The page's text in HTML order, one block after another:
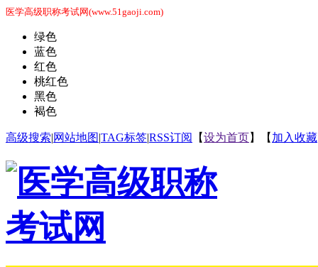
医学高级职称考试网(www.51gaoji.com)
绿色
蓝色
红色
桃红色
黑色
褐色
高级搜索|网站地图|TAG标签|RSS订阅 【设为首页】【 加入收藏